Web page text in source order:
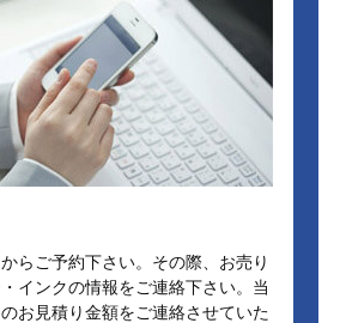
らご予約下さい。その際、お売り
インクの情報をご連絡下さい。当
お見積り金額をご連絡させていた